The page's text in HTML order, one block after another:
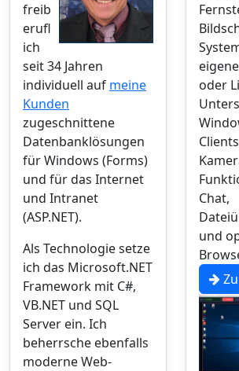
freib
erufl
ich
seit 34 Jahren
individuell auf meine
Kunden
zugeschnittene
Datenbanklösungen
für Windows (Forms)
und für das Internet
und Intranet
(ASP.NET).
Als Technologie setze
ich das Microsoft.NET
Framework mit C#,
VB.NET und SQL
Server ein. Ich
beherrsche ebenfalls
moderne Web-
oder
Chat,
und